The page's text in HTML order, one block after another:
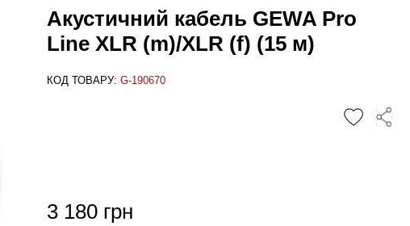
Акустичний кабель GEWA Pro
Line XLR (m)/XLR (f) (15 м)
КОД ТОВАРУ: G-190670
3 180 грн